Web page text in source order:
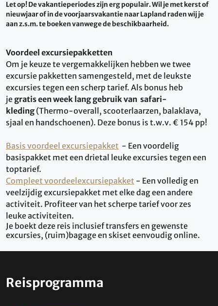
Let op! De vakantieperiodes zijn erg populair. Wil je met kerst of
nieuwjaar of in de voorjaarsvakantie naar Lapland raden wij je
aan z.s.m. te boeken vanwege de beschikbaarheid.
Voordeel excursiepakketten
Om je keuze te vergemakkelijken hebben we twee
excursie pakketten samengesteld, met de leukste
excursies tegen een scherp tarief. Als bonus heb
je gratis een week lang gebruik van safari-
kleding (Thermo-overall, scooterlaarzen, balaklava,
sjaal en handschoenen). Deze bonus is t.w.v. € 154 pp!
Basis voordeel excursiepakket - Een voordelig
basispakket met een drietal leuke excursies tegen een
toptarief.
Compleet voordeelexcursiepakket - Een volledig en
veelzijdig excursiepakket met elke dag een andere
activiteit. Profiteer van het scherpe tarief voor zes
leuke activiteiten.
Je boekt deze reis inclusief transfers en gewenste
excursies, (ruim)bagage en skiset eenvoudig online.
Reisprogramma